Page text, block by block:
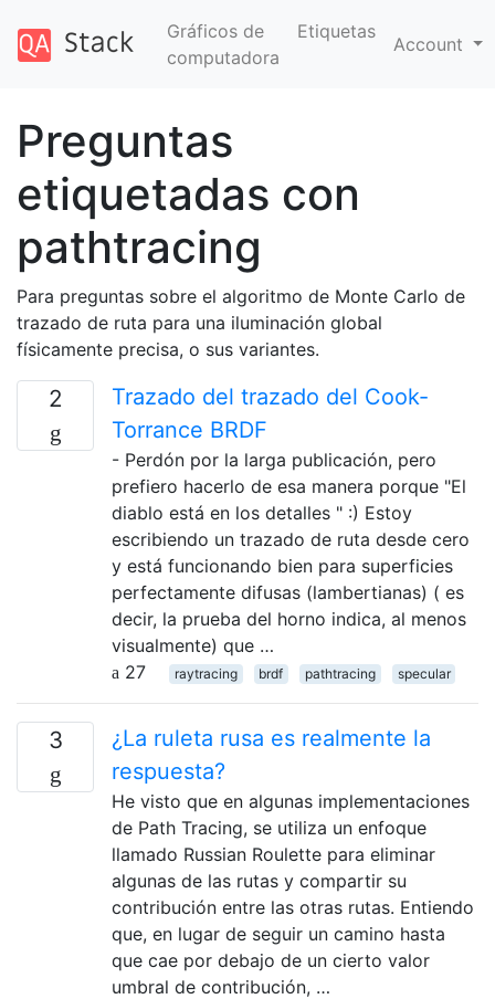
Gráficos de
computadora
Etiquetas
Account
Preguntas
etiquetadas con
pathtracing
Para preguntas sobre el algoritmo de Monte Carlo de
trazado de ruta para una iluminación global
físicamente precisa, o sus variantes.
2
Trazado del trazado del Cook-
Torrance BRDF
- Perdón por la larga publicación, pero
prefiero hacerlo de esa manera porque "El
diablo está en los detalles " :) Estoy
escribiendo un trazado de ruta desde cero
y está funcionando bien para superficies
perfectamente difusas (lambertianas) ( es
decir, la prueba del horno indica, al menos
visualmente) que …
27
raytracing brdf pathtracing specular
3
¿La ruleta rusa es realmente la
respuesta?
He visto que en algunas implementaciones
de Path Tracing, se utiliza un enfoque
llamado Russian Roulette para eliminar
algunas de las rutas y compartir su
contribución entre las otras rutas. Entiendo
que, en lugar de seguir un camino hasta
que cae por debajo de un cierto valor
umbral de contribución, …